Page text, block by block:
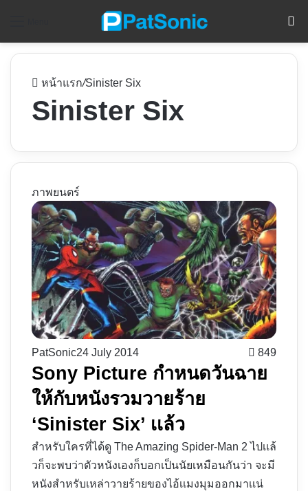
หน้าแรก/Sinister Six
Sinister Six
ภาพยนตร์
PatSonic24 July 2014 849
Sony Picture กำหนดวันฉาย
ให้กับหนังรวมวายร้าย
‘Sinister Six’ เเล้ว
สำหรับใครที่ได้ดู The Amazing Spider-Man 2 ไปเเล้
วก็จะพบว่าตัวหนังเองก็บอกเป็นนัยเหมือนกันว่า จะมี
หนังสำหรับเหล่าวายร้ายของไอ้เเมงมุมออกมาเเน่